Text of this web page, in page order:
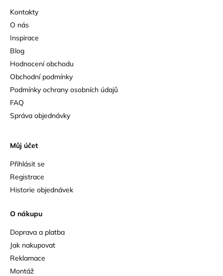
Kontakty
O nás
Inspirace
Blog
Hodnocení obchodu
Obchodní podmínky
Podmínky ochrany osobních údajů
FAQ
Správa objednávky
Můj účet
Přihlásit se
Registrace
Historie objednávek
O nákupu
Doprava a platba
Jak nakupovat
Reklamace
Montáž